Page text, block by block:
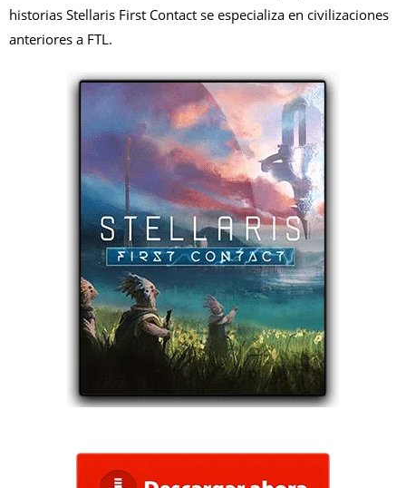
historias Stellaris First Contact se especializa en civilizaciones
anteriores a FTL.